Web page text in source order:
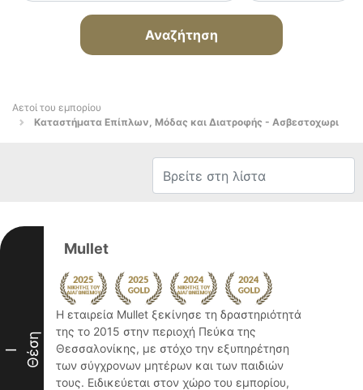
Αναζήτηση
Αετοί του εμπορίου
Καταστήματα Επίπλων, Μόδας και Διατροφής - Ασβεστοχωρι
I Θέση
Mullet
Η εταιρεία Mullet ξεκίνησε τη δραστηριότητά
της το 2015 στην περιοχή Πεύκα της
Θεσσαλονίκης, με στόχο την εξυπηρέτηση
των σύγχρονων μητέρων και των παιδιών
τους. Ειδικεύεται στον χώρο του εμπορίου,